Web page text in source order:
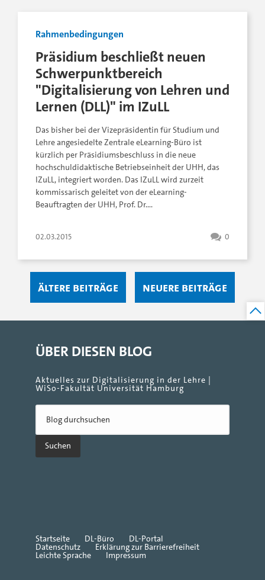
Rahmenbedingungen
Präsidium beschließt neuen
Schwerpunktbereich
"Digitalisierung von Lehren und
Lernen (DLL)" im IZuLL
Das bisher bei der Vizepräsidentin für Studium und
Lehre angesiedelte Zentrale eLearning-Büro ist
kürzlich per Präsidiumsbeschluss in die neue
hochschuldidaktische Betriebseinheit der UHH, das
IZuLL, integriert worden. Das IZuLL wird zurzeit
kommissarisch geleitet von der eLearning-
Beauftragten der UHH, Prof. Dr….
02.03.2015 0
Ältere Beiträge Neuere Beiträge
ÜBER DIESEN BLOG
Aktuelles zur Digitalisierung in der Lehre |
WiSo-Fakultät Universität Hamburg
Startseite DL-Büro DL-Portal
Datenschutz Erklärung zur Barrierefreiheit
Leichte Sprache Impressum